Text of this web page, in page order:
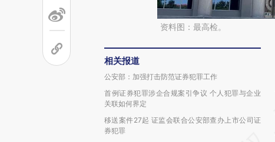
资料图：最高检。
相关报道
公安部：加强打击防范证券犯罪工作
首例证券犯罪涉企合规案引争议 个人犯罪与企业
关联如何界定
移送案件27起 证监会联合公安部查办上市公司证
券犯罪